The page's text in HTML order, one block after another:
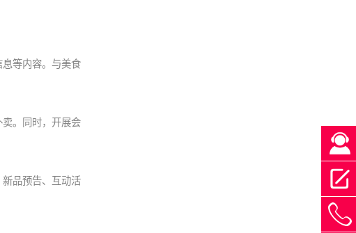
等内容。与美食
。同时，开展会
品预告、互动活